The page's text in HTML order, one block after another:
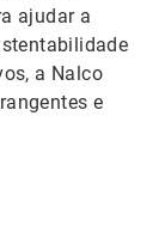
ajudar a
a Nalco
e